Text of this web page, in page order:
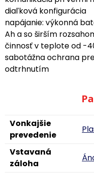
diaľková konfigurácia
napájanie: výkonná
Ah a so širším
činnosť v teplote od -
sabotážna ochrana
odtrhnutím
Vonkajšie
prevedenie
Vstavaná
záloha